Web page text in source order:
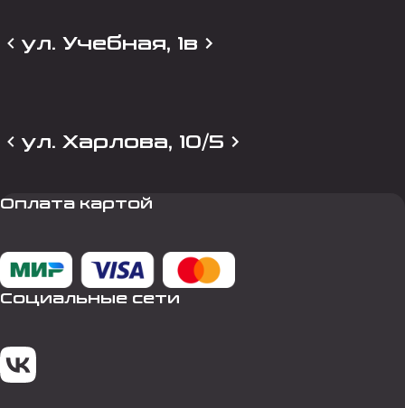
ул. Учебная, 1в
ул. Харлова, 10/5
Оплата картой
Социальные сети